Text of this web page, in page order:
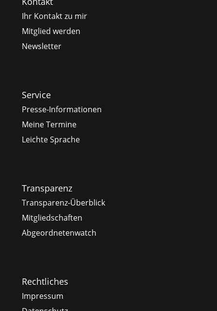
Ihr Kontakt zu mir
Mitglied werden
Newsletter
Service
Presse-Informationen
Meine Termine
Leichte Sprache
Transparenz
Transparenz-Überblick
Mitgliedschaften
Abgeordnetenwatch
Rechtliches
Impressum